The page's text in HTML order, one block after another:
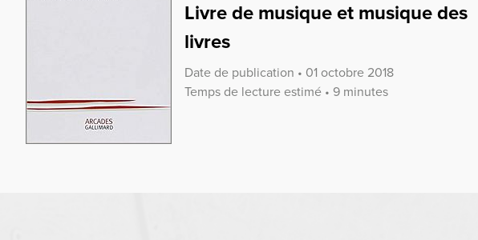
Livre de musique et musique des
livres
Date de publication • 01 octobre 2018
Temps de lecture estimé • 9 minutes